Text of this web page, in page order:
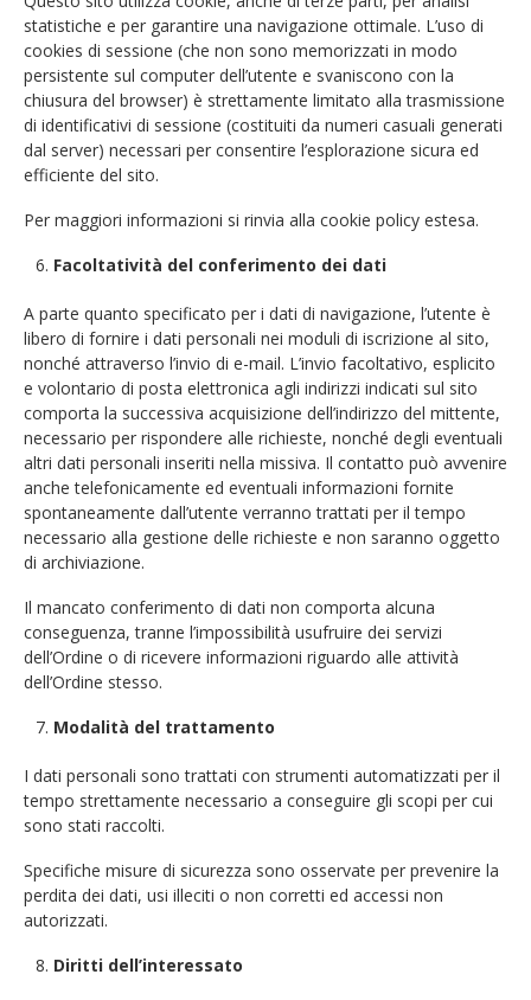
statistiche e per garantire una navigazione ottimale. L’uso di
cookies di sessione (che non sono memorizzati in modo
persistente sul computer dell’utente e svaniscono con la
chiusura del browser) è strettamente limitato alla trasmissione
di identificativi di sessione (costituiti da numeri casuali generati
dal server) necessari per consentire l’esplorazione sicura ed
efficiente del sito.
Per maggiori informazioni si rinvia alla cookie policy estesa.
Facoltatività del conferimento dei dati
A parte quanto specificato per i dati di navigazione, l’utente è
libero di fornire i dati personali nei moduli di iscrizione al sito,
nonché attraverso l’invio di e-mail. L’invio facoltativo, esplicito
e volontario di posta elettronica agli indirizzi indicati sul sito
comporta la successiva acquisizione dell’indirizzo del mittente,
necessario per rispondere alle richieste, nonché degli eventuali
altri dati personali inseriti nella missiva. Il contatto può avvenire
anche telefonicamente ed eventuali informazioni fornite
spontaneamente dall’utente verranno trattati per il tempo
necessario alla gestione delle richieste e non saranno oggetto
di archiviazione.
Il mancato conferimento di dati non comporta alcuna
conseguenza, tranne l’impossibilità usufruire dei servizi
dell’Ordine o di ricevere informazioni riguardo alle attività
dell’Ordine stesso.
Modalità del trattamento
I dati personali sono trattati con strumenti automatizzati per il
tempo strettamente necessario a conseguire gli scopi per cui
sono stati raccolti.
Specifiche misure di sicurezza sono osservate per prevenire la
perdita dei dati, usi illeciti o non corretti ed accessi non
autorizzati.
Diritti dell’interessato